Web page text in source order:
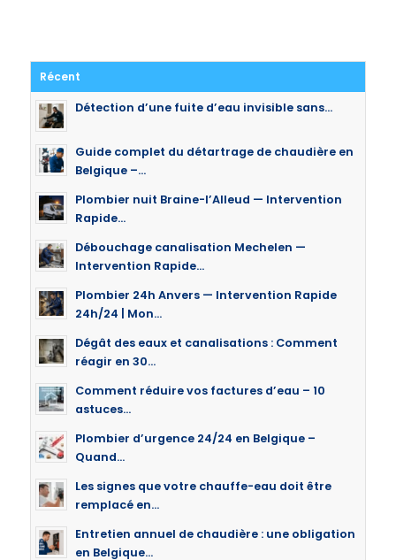
Récent
Détection d’une fuite d’eau invisible sans...
Guide complet du détartrage de chaudière en
Belgique –...
Plombier nuit Braine-l’Alleud — Intervention
Rapide...
Débouchage canalisation Mechelen —
Intervention Rapide...
Plombier 24h Anvers — Intervention Rapide
24h/24 | Mon...
Dégât des eaux et canalisations : Comment
réagir en 30...
Comment réduire vos factures d’eau – 10
astuces...
Plombier d’urgence 24/24 en Belgique –
Quand...
Les signes que votre chauffe-eau doit être
remplacé en...
Entretien annuel de chaudière : une obligation
en Belgique...